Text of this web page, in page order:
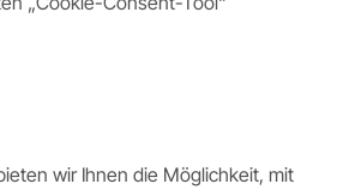
wir Ihnen die Möglichkeit, mit